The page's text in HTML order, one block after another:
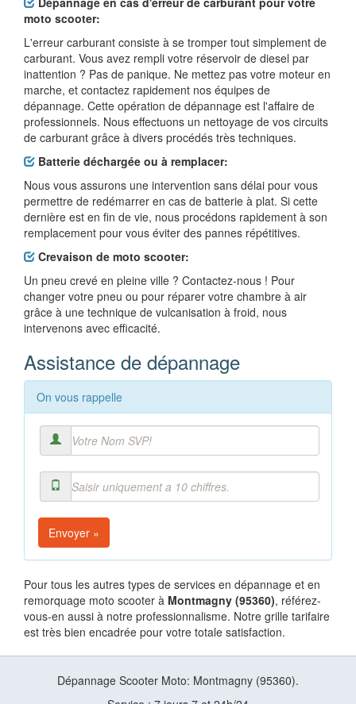
moto scooter:
L'erreur carburant consiste à se tromper tout simplement de
carburant. Vous avez rempli votre réservoir de diesel par
inattention ? Pas de panique. Ne mettez pas votre moteur en
marche, et contactez rapidement nos équipes de
dépannage. Cette opération de dépannage est l'affaire de
professionnels. Nous effectuons un nettoyage de vos circuits
de carburant grâce à divers procédés très techniques.
Batterie déchargée ou à remplacer:
Nous vous assurons une intervention sans délai pour vous
permettre de redémarrer en cas de batterie à plat. Si cette
dernière est en fin de vie, nous procédons rapidement à son
remplacement pour vous éviter des pannes répétitives.
Crevaison de moto scooter:
Un pneu crevé en pleine ville ? Contactez-nous ! Pour
changer votre pneu ou pour réparer votre chambre à air
grâce à une technique de vulcanisation à froid, nous
intervenons avec efficacité.
Assistance de dépannage
On vous rappelle
Envoyer »
Pour tous les autres types de services en dépannage et en
remorquage moto scooter à Montmagny (95360), référez-
vous-en aussi à notre professionnalisme. Notre grille tarifaire
est très bien encadrée pour votre totale satisfaction.
Dépannage Scooter Moto: Montmagny (95360).